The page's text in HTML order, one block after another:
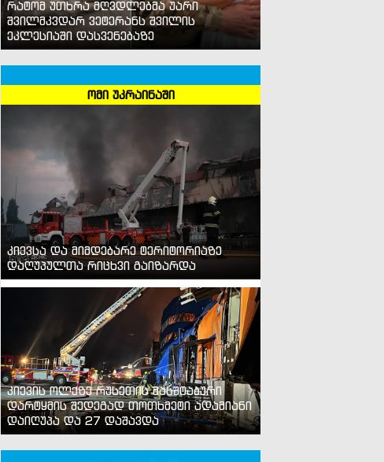
რატომ უთხრა მღვდლებმა უარი
შვილმკვდარ ვეტერანს შვილის
ეკლესიაში დასვენებაზე
ომი უკრაინაში
კიევსა და მიმდებარე ტერიტორიაზე
დაღუპულთა რიცხვი გაიზარდა
კიევის ოლქზე რუსეთის მასშტაბური
დარტყმის შედეგად თოთხმეტი ადამიანი
დაიღუპა და 27 დაშავდა